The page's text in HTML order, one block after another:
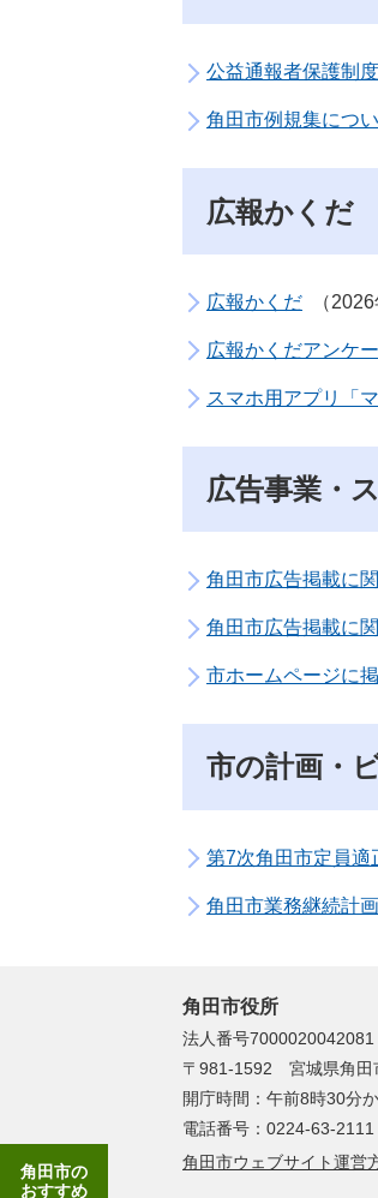
公益通報者保護制度
角田市例規集につ
広報かくだ
広報かくだ
広報かくだアンケ
スマホ用アプリ「
広告事業・
角田市広告掲載に
角田市広告掲載に
市ホームページに
市の計画・
第7次角田市定員適
角田市業務継続計
角田市役所
法人番号7000020042081
〒981-1592 宮城県角田
開庁時間：午前8時30分
電話番号：0224-63-2111
角田市ウェブサイト運営
角田市の
おすすめ